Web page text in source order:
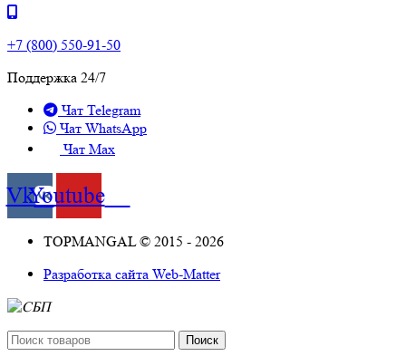
+7 (800) 550-91-50
Поддержка 24/7
Чат Telegram
Чат WhatsApp
Чат Max
VkYoutube
TOPMANGAL © 2015 - 2026
Разработка сайта Web-Matter
Поиск